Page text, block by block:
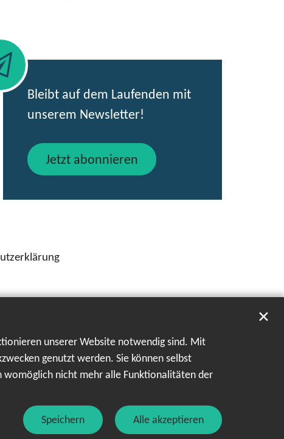
unserer Website notwendig sind. Mit
genutzt werden. Sie können selbst
womöglich nicht mehr alle Funktionalitäten der
Speichern Alle akzeptieren
✕
Bleibt auf dem Laufenden mit
unserem Newsletter!
Jetzt abonnieren